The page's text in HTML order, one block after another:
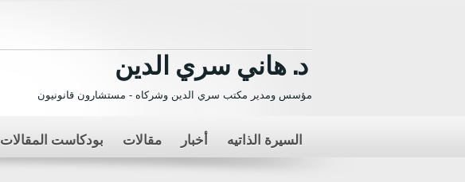
د. هاني سري الدين
مؤسس ومدير مكتب سري الدين وشركاه - مستشارون قانونيون
السيرة الذاتيه أخبار مقالات بودكاست المقالات